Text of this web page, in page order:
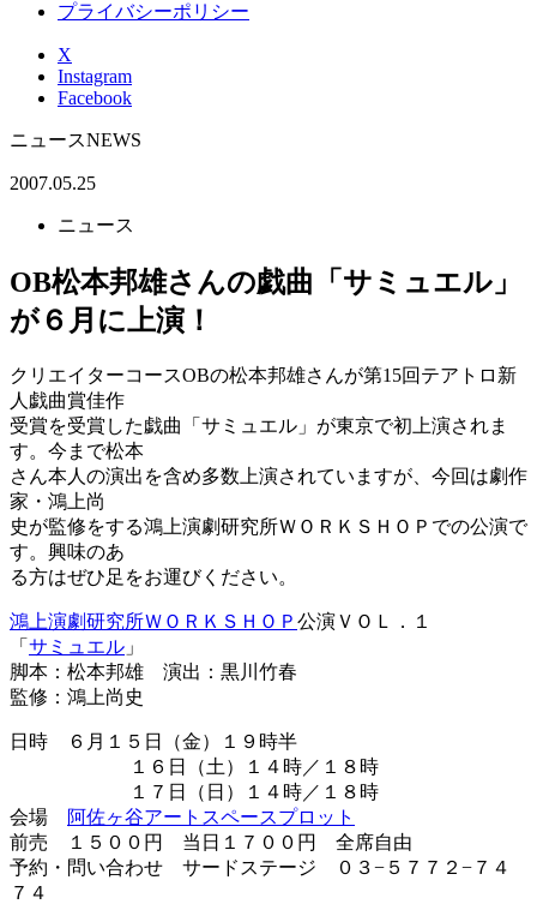
プライバシーポリシー
X
Instagram
Facebook
ニュースNEWS
2007.05.25
ニュース
OB松本邦雄さんの戯曲「サミュエル」
が６月に上演！
クリエイターコースOBの松本邦雄さんが第15回テアトロ新
人戯曲賞佳作
受賞を受賞した戯曲「サミュエル」が東京で初上演されま
す。今まで松本
さん本人の演出を含め多数上演されていますが、今回は劇作
家・鴻上尚
史が監修をする鴻上演劇研究所ＷＯＲＫＳＨＯＰでの公演で
す。興味のあ
る方はぜひ足をお運びください。
鴻上演劇研究所ＷＯＲＫＳＨＯＰ 公演ＶＯＬ．１
「 サミュエル 」
脚本：松本邦雄 演出：黒川竹春
監修：鴻上尚史
日時 ６月１５日（金）１９時半
１６日（土）１４時／１８時
１７日（日）１４時／１８時
会場
阿佐ヶ谷アートスペースプロット
前売 １５００円 当日１７００円 全席自由
予約・問い合わせ サードステージ ０３−５７７２−７４
７４